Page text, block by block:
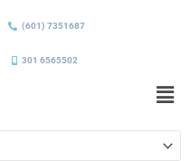
(601) 7351687
301 6565502